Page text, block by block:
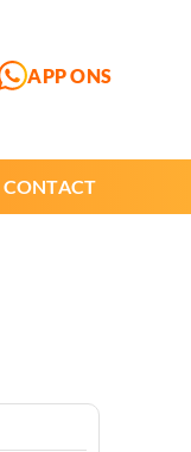
APP ONS
CONTACT